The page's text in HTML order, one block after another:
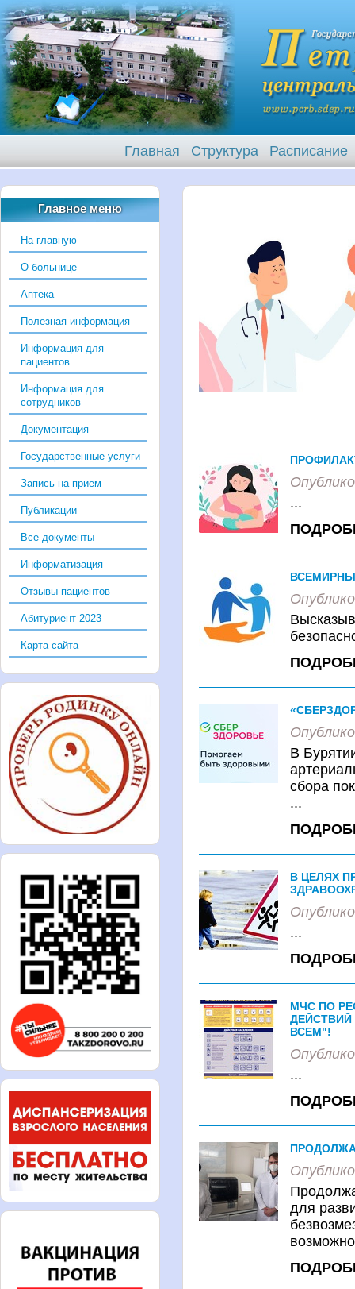
Главная Структура Расписание
Главное меню
На главную
О больнице
Аптека
Полезная информация
Информация для
пациентов
Информация для
сотрудников
Документация
Государственные услуги
Запись на прием
Публикации
Все документы
Информатизация
Отзывы пациентов
Абитуриент 2023
Карта сайта
...
В
сбора
...
В ЦЕЛЯХ
...
МЧС ПО
ВСЕМ"!
...
для